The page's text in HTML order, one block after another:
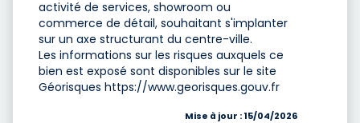
activité de services, showroom ou
commerce de détail, souhaitant s'implanter
sur un axe structurant du centre-ville.
Les informations sur les risques auxquels ce
bien est exposé sont disponibles sur le site
Géorisques https://www.georisques.gouv.fr
Mise à jour : 15/04/2026